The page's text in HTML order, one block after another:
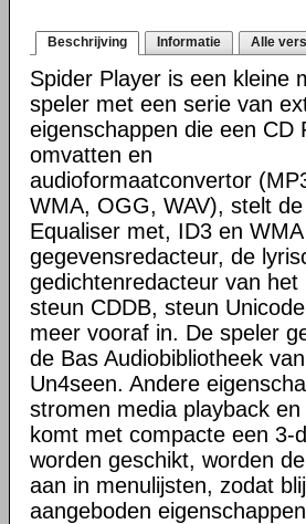
Beschrijving Informatie Alle
Spider Player is een kleine
speler met een serie van
eigenschappen die een CD
omvatten en
audioformaatconvertor
WMA, OGG, WAV), stelt de
Equaliser met, ID3 en
gegevensredacteur, de
gedichtenredacteur van het
steun CDDB, steun
meer vooraf in. De speler
de Bas Audiobibliotheek van
Un4seen. Andere
stromen media playback
komt met compacte een 3-
worden geschikt, worden
aan in menulijsten, zodat
aangeboden